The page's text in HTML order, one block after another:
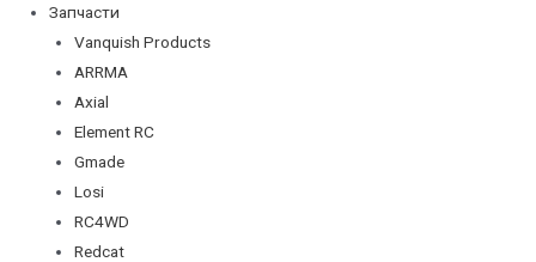
Запчасти
Vanquish Products
ARRMA
Axial
Element RC
Gmade
Losi
RC4WD
Redcat